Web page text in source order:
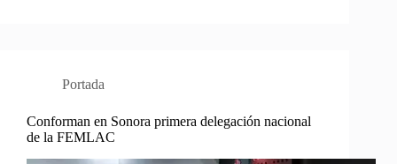
Portada
Conforman en Sonora primera delegación nacional
de la FEMLAC